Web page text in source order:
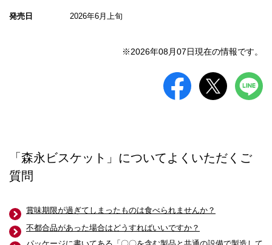
発売日 2026年6月上旬
※2026年08月07日現在の情報です。
「森永ビスケット」についてよくいただくご
質問
賞味期限が過ぎてしまったものは食べられませんか？
不都合品があった場合はどうすればいいですか？